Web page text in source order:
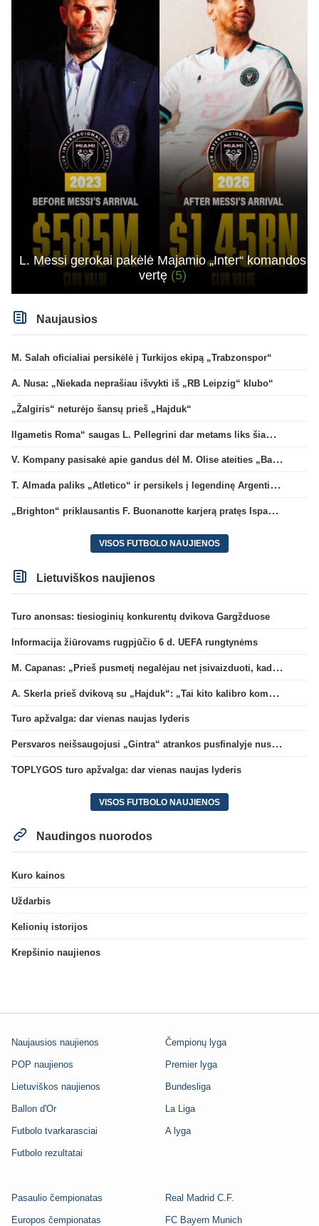
L. Messi gerokai pakėlė Majamio „Inter“ komandos
vertę (5)
Naujausios
M. Salah oficialiai persikėlė į Turkijos ekipą „Trabzonspor“
A. Nusa: „Niekada neprašiau išvykti iš „RB Leipzig“ klubo“
„Žalgiris“ neturėjo šansų prieš „Hajduk“
Ilgametis Roma“ saugas L. Pellegrini dar metams liks šiame klube
V. Kompany pasisakė apie gandus dėl M. Olise ateities „Bayern“ gretose
T. Almada paliks „Atletico“ ir persikels į legendinę Argentinos ekipą
„Brighton“ priklausantis F. Buonanotte karjerą pratęs Ispanijoje
VISOS FUTBOLO NAUJIENOS
Lietuviškos naujienos
Turo anonsas: tiesioginių konkurentų dvikova Gargžduose
Informacija žiūrovams rugpjūčio 6 d. UEFA rungtynėms
M. Capanas: „Prieš pusmetį negalėjau net įsivaizduoti, kad žaisime prieš „Hajduk“
A. Skerla prieš dvikovą su „Hajduk“: „Tai kito kalibro komanda“
Turo apžvalga: dar vienas naujas lyderis
Persvaros neišsaugojusi „Gintra“ atrankos pusfinalyje nusileido Škotijos čempionėms
TOPLYGOS turo apžvalga: dar vienas naujas lyderis
VISOS FUTBOLO NAUJIENOS
Naudingos nuorodos
Kuro kainos
Uždarbis
Kelionių istorijos
Krepšinio naujienos
Naujausios naujienos
POP naujienos
Lietuviškos naujienos
Ballon d'Or
Futbolo tvarkarasciai
Futbolo rezultatai
Čempionų lyga
Premier lyga
Bundesliga
La Liga
A lyga
Pasaulio čempionatas
Europos čempionatas
Real Madrid C.F.
FC Bayern Munich